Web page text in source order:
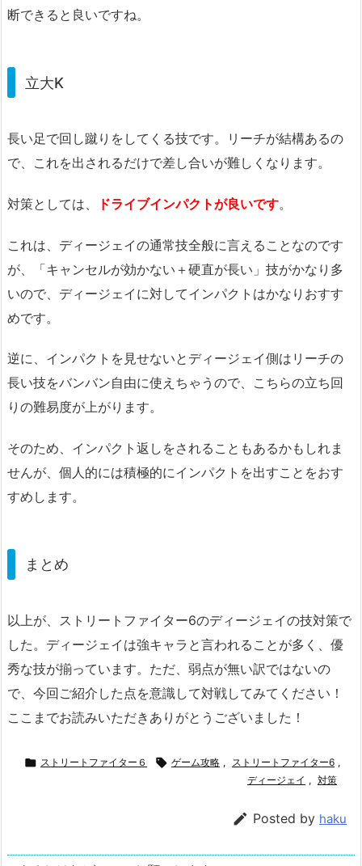
断できると良いですね。
立大K
長い足で回し蹴りをしてくる技です。リーチが結構あるの
で、これを出されるだけで差し合いが難しくなります。
対策としては、 ドライブインパクトが良いです。
これは、ディージェイの通常技全般に言えることなのです
が、「キャンセルが効かない＋硬直が長い」技がかなり多
いので、ディージェイに対してインパクトはかなりおすす
めです。
逆に、インパクトを見せないとディージェイ側はリーチの
長い技をバンバン自由に使えちゃうので、こちらの立ち回
りの難易度が上がります。
そのため、インパクト返しをされることもあるかもしれま
せんが、個人的には積極的にインパクトを出すことをおす
すめします。
まとめ
以上が、ストリートファイター6のディージェイの技対策で
した。ディージェイは強キャラと言われることが多く、優
秀な技が揃っています。ただ、弱点が無い訳ではないの
で、今回ご紹介した点を意識して対戦してみてください！
ここまでお読みいただきありがとうございました！
 ストリートファイター６  ゲーム攻略 , ストリートファイター6 ,
ディージェイ , 対策
 Posted by haku